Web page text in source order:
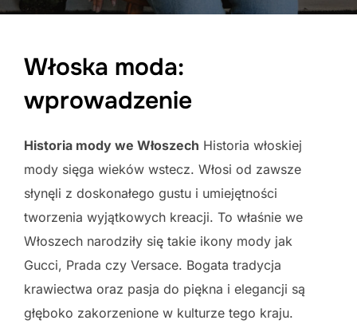
on
Włoska moda:
wprowadzenie
Historia mody we Włoszech Historia włoskiej
mody sięga wieków wstecz. Włosi od zawsze
słynęli z doskonałego gustu i umiejętności
tworzenia wyjątkowych kreacji. To właśnie we
Włoszech narodziły się takie ikony mody jak
Gucci, Prada czy Versace. Bogata tradycja
krawiectwa oraz pasja do piękna i elegancji są
głęboko zakorzenione w kulturze tego kraju.